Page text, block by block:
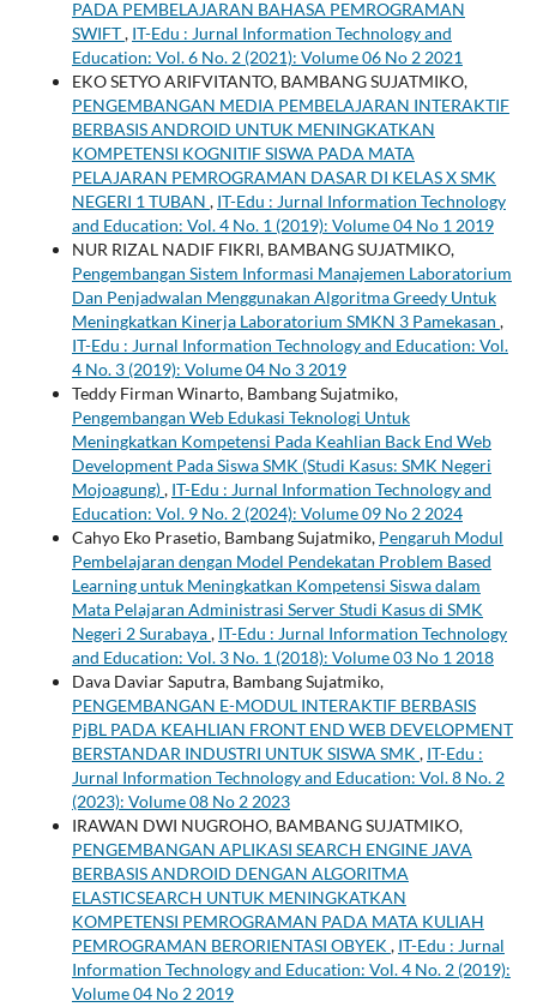
PADA PEMBELAJARAN BAHASA PEMROGRAMAN
SWIFT, IT-Edu : Jurnal Information Technology and
Education: Vol. 6 No. 2 (2021): Volume 06 No 2 2021
EKO SETYO ARIFVITANTO, BAMBANG SUJATMIKO,
PENGEMBANGAN MEDIA PEMBELAJARAN INTERAKTIF
BERBASIS ANDROID UNTUK MENINGKATKAN
KOMPETENSI KOGNITIF SISWA PADA MATA
PELAJARAN PEMROGRAMAN DASAR DI KELAS X SMK
NEGERI 1 TUBAN , IT-Edu : Jurnal Information Technology
and Education: Vol. 4 No. 1 (2019): Volume 04 No 1 2019
NUR RIZAL NADIF FIKRI, BAMBANG SUJATMIKO,
Pengembangan Sistem Informasi Manajemen Laboratorium
Dan Penjadwalan Menggunakan Algoritma Greedy Untuk
Meningkatkan Kinerja Laboratorium SMKN 3 Pamekasan ,
IT-Edu : Jurnal Information Technology and Education: Vol.
4 No. 3 (2019): Volume 04 No 3 2019
Teddy Firman Winarto, Bambang Sujatmiko,
Pengembangan Web Edukasi Teknologi Untuk
Meningkatkan Kompetensi Pada Keahlian Back End Web
Development Pada Siswa SMK (Studi Kasus: SMK Negeri
Mojoagung), IT-Edu : Jurnal Information Technology and
Education: Vol. 9 No. 2 (2024): Volume 09 No 2 2024
Cahyo Eko Prasetio, Bambang Sujatmiko, Pengaruh Modul
Pembelajaran dengan Model Pendekatan Problem Based
Learning untuk Meningkatkan Kompetensi Siswa dalam
Mata Pelajaran Administrasi Server Studi Kasus di SMK
Negeri 2 Surabaya, IT-Edu : Jurnal Information Technology
and Education: Vol. 3 No. 1 (2018): Volume 03 No 1 2018
Dava Daviar Saputra, Bambang Sujatmiko,
PENGEMBANGAN E-MODUL INTERAKTIF BERBASIS
PjBL PADA KEAHLIAN FRONT END WEB DEVELOPMENT
BERSTANDAR INDUSTRI UNTUK SISWA SMK , IT-Edu :
Jurnal Information Technology and Education: Vol. 8 No. 2
(2023): Volume 08 No 2 2023
IRAWAN DWI NUGROHO, BAMBANG SUJATMIKO,
PENGEMBANGAN APLIKASI SEARCH ENGINE JAVA
BERBASIS ANDROID DENGAN ALGORITMA
ELASTICSEARCH UNTUK MENINGKATKAN
KOMPETENSI PEMROGRAMAN PADA MATA KULIAH
PEMROGRAMAN BERORIENTASI OBYEK , IT-Edu : Jurnal
Information Technology and Education: Vol. 4 No. 2 (2019):
Volume 04 No 2 2019